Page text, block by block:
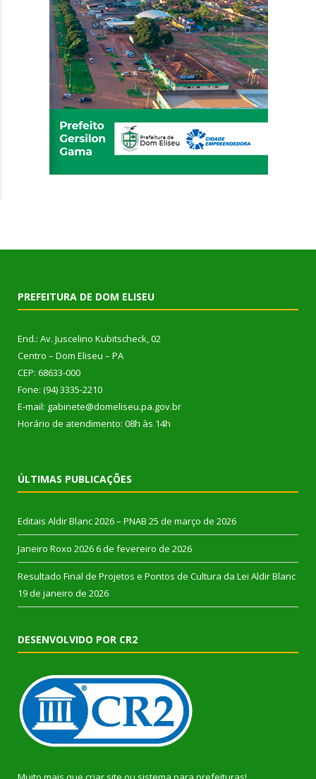
PREFEITURA DE DOM ELISEU
End.: Av. Juscelino Kubitscheck, 02
Centro – Dom Eliseu – PA
CEP: 68633-000
Fone: (94) 3335-2210
E-mail: gabinete@domeliseu.pa.gov.br
Horário de atendimento: 08h às 14h
ÚLTIMAS PUBLICAÇÕES
Editais Aldir Blanc 2026 – PNAB 25 de março de 2026
Janeiro Roxo 2026 6 de fevereiro de 2026
Resultado Final de Projetos e Pontos de Cultura da Lei Aldir Blanc
19 de janeiro de 2026
DESENVOLVIDO POR CR2